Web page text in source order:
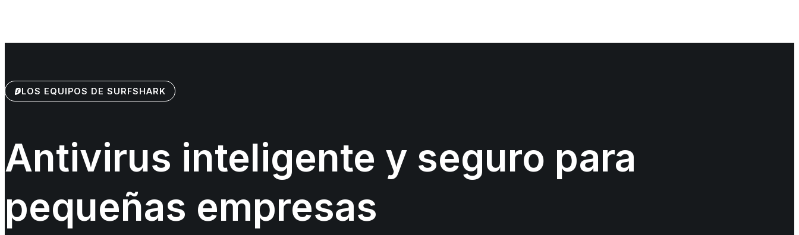
LOS EQUIPOS DE SURFSHARK
Antivirus inteligente y seguro para
pequeñas empresas